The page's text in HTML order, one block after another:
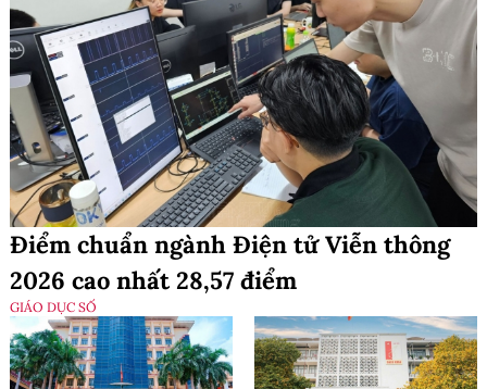
Điểm chuẩn ngành Điện tử Viễn thông
2026 cao nhất 28,57 điểm
GIÁO DỤC SỐ